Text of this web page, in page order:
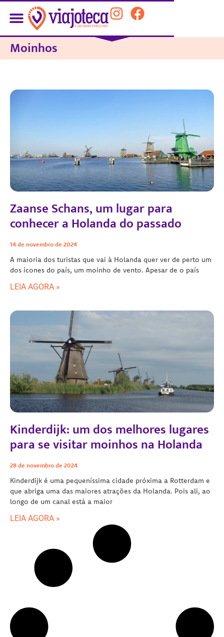
Moinhos
Zaanse Schans, um lugar para
conhecer a Holanda do passado
14 de novembro de 2024
A maioria dos turistas que vai à Holanda quer ver de perto um
dos ícones do país, um moinho de vento. Apesar de o país
LEIA AGORA »
Kinderdijk: um dos melhores lugares
para se visitar moinhos na Holanda
28 de novembro de 2024
Kinderdijk é uma pequeníssima cidade próxima a Rotterdam e
que abriga uma das maiores atrações da Holanda. Pois ali, ao
longo de um canal está a maior
LEIA AGORA »